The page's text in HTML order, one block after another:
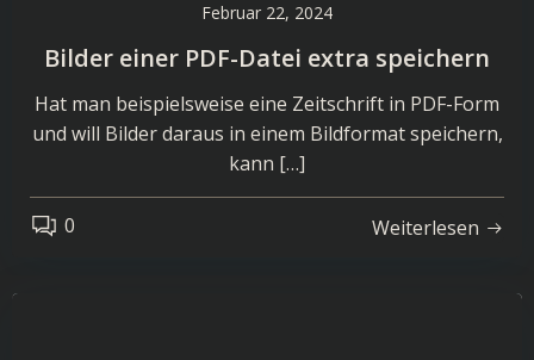
Februar 22, 2024
Bilder einer PDF-Datei extra speichern
Hat man beispielsweise eine Zeitschrift in PDF-Form
und will Bilder daraus in einem Bildformat speichern,
kann […]
0 Weiterlesen